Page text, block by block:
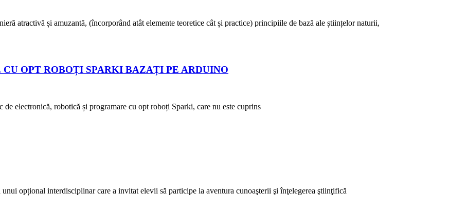
atractivă și amuzantă, (încorporând atât elemente teoretice cât și practice) principiile de bază ale științelor naturii,
OPT ROBOȚI SPARKI BAZAȚI PE ARDUINO
electronică, robotică și programare cu opt roboți Sparki, care nu este cuprins
opțional interdisciplinar care a invitat elevii să participe la aventura cunoaşterii şi înţelegerea ştiinţifică